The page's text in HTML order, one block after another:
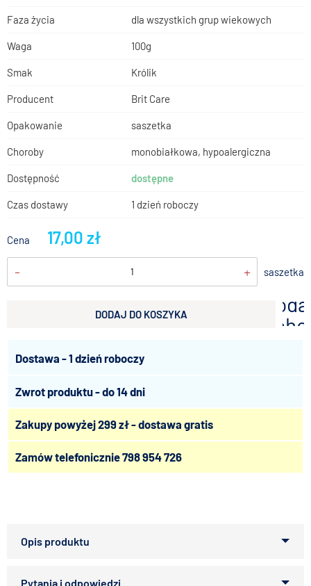
Faza życia dla wszystkich grup wiekowych
Waga 100g
Smak Królik
Producent Brit Care
Opakowanie saszetka
Choroby monobiałkowa, hypoalergiczna
Dostępność dostępne
Czas dostawy 1 dzień roboczy
Cena 17,00 zł
- + saszetka
DODAJ DO KOSZYKA
Dostawa - 1 dzień roboczy
Zwrot produktu - do 14 dni
Zakupy powyżej 299 zł - dostawa gratis
Zamów telefonicznie798 954 726